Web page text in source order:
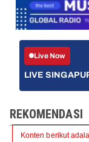
Live Now
LIVE